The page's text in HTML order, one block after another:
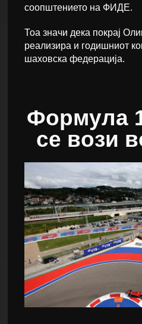
соопштението на ФИДЕ.
Тоа значи дека покрај
реализира и годишниот
шаховска федерација.
Формула
се вози